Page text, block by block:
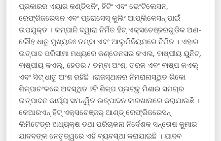
ପ୍ରକାରର ଏୟାର କଣ୍ଡିସନିଂ, ହିଟିଂ ଏବଂ ଭେଂଟିଲେସନ,
ରେଫ୍ରିଜରେସନ ଏବଂ ପ୍ରୋସେସ୍ କୁଲିଂ ଆପ୍ଲିକେସନ୍ ପାଇଁ
ଉପଯୁକ୍ତ । କମ୍ପାନି ଦ୍ୱାରା ନିର୍ମିତ ହିଟ୍ ଏକ୍ସଚେଞ୍ଜରଗୁଡିକ ଅଣ-
ଲୌହ ଧାତୁ ମୁଖ୍ୟତଃ ତମ୍ବା ଏବଂ ଆଲୁମିନିୟମରେ ନିର୍ମିତ । ଏହାର
ଉତ୍ପାଦ ପରିସୀମା ମଧ୍ୟରେ କଣ୍ଡେନସର କଏଲ, ବାଷ୍ପୀୟ ୟୁନିଟ୍‌,
ବାଷ୍ପୀୟ କଏଲ୍‌, ହେଡର / ତମ୍ବା ଅଂଶ, ତରଳ ଏବଂ ବାଷ୍ପ କଏଲ୍
ଏବଂ ସିଟ୍ ଧାତୁ ଅଂଶ ରହିଛି ।ରାଜସ୍ଥାନର ନିମରାନାସ୍ଥିତ ରିକୋ
ଶିଳ୍ପାଚଂଳରେ ଅବସ୍ଥିତ ୨ଟି ଶିଳ୍ପ ପ୍ଲଟ୍‌କୁ ମିଶାଇ ସମଗ୍ର
ଉତ୍ପାଦନ କାର୍ଯ୍ୟ ସମନ୍ୱିତ ଉତ୍ପାଦନ କାରଖାନାରେ କରାଯାଉଛି ।
କେଆରଏନ୍ ହିଟ୍ ଏକ୍ସଚେଞ୍ଜର୍ ଆଣ୍ଡ୍ ରେଫ୍ରିଜରେସନ୍
ଲିମିଟେଡ୍‌ର ଅଧ୍ୟକ୍ଷ ତଥା ପରିଚାଳନା ନିର୍ଦେଶକ ସନ୍ତୋଷ କୁମାର
ଯାଦବଙ୍କ ନେତୃତ୍ୱରେ ଏହି ବ୍ୟବସ୍ଥା କରାଯାଇଛି । ଯାଦବ